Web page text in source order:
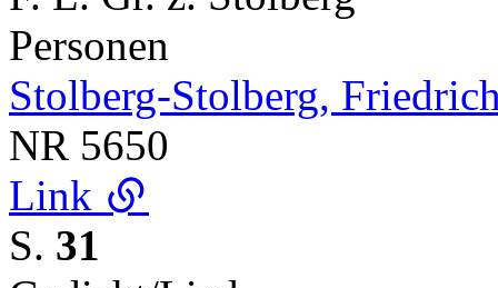
Personen
Stolberg-Stolberg,
NR 5650
Link
S. 31